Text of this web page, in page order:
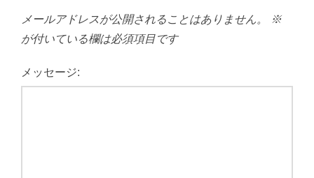
メールアドレスが公開されることはありません。
※
が付いている欄は必須項目です
メッセージ: